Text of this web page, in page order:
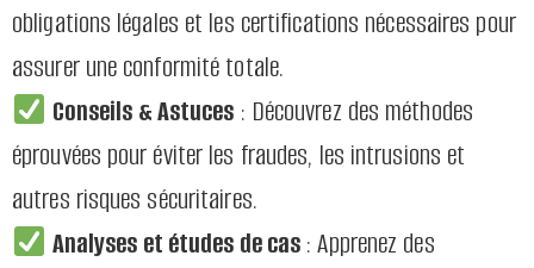
obligations légales et les certifications nécessaires pour
assurer une conformité totale.
Conseils & Astuces : Découvrez des méthodes
éprouvées pour éviter les fraudes, les intrusions et
autres risques sécuritaires.
Analyses et études de cas: Apprenez des